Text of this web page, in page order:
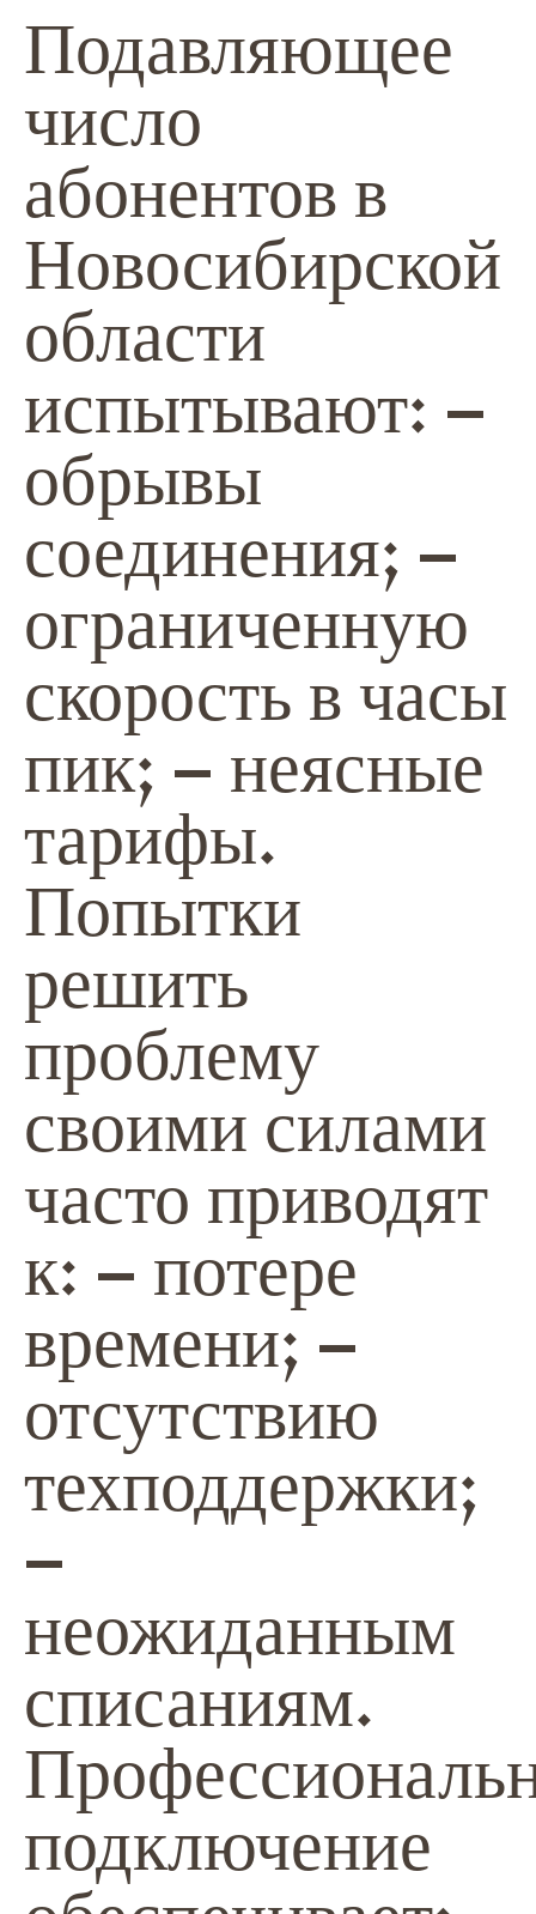
Подавляющее
число
абонентов в
Новосибирской
области
испытывают: –
обрывы
соединения; –
ограниченную
скорость в часы
пик; – неясные
тарифы.
Попытки
решить
проблему
своими силами
часто приводят
к: – потере
времени; –
отсутствию
техподдержки;
–
неожиданным
списаниям.
подключение